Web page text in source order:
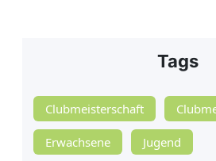
Tags
Clubmeisterschaft
Erwachsene Jugend